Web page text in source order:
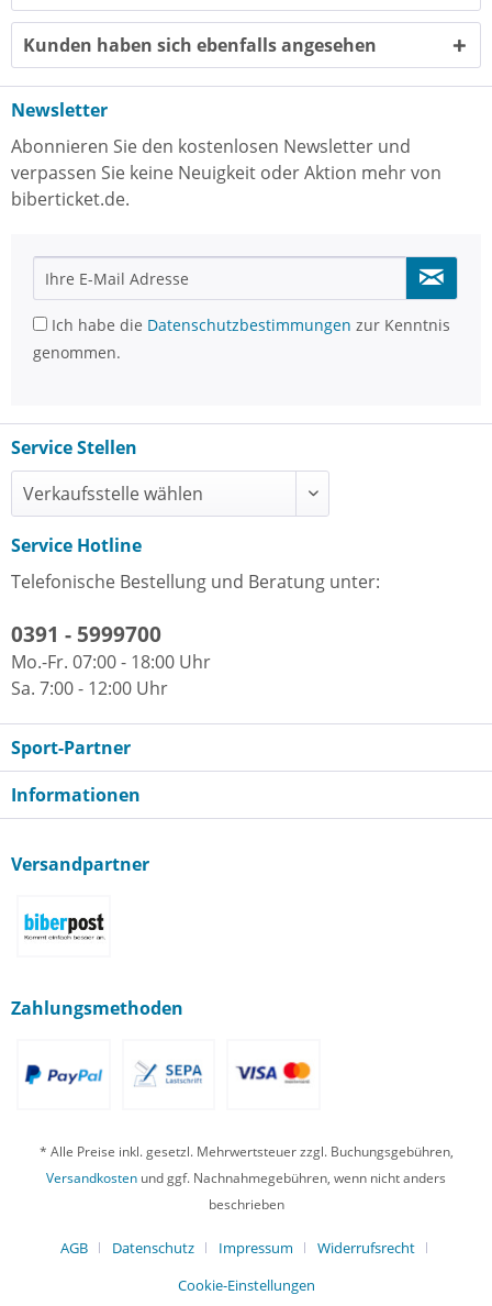
Kunden haben sich ebenfalls angesehen
Newsletter
Abonnieren Sie den kostenlosen Newsletter und
verpassen Sie keine Neuigkeit oder Aktion mehr von
biberticket.de.
Ich habe die Datenschutzbestimmungen zur Kenntnis
genommen.
Service Stellen
Service Hotline
Telefonische Bestellung und Beratung unter:
0391 - 5999700
Mo.-Fr. 07:00 - 18:00 Uhr
Sa. 7:00 - 12:00 Uhr
Sport-Partner
Informationen
Versandpartner
Zahlungsmethoden
* Alle Preise inkl. gesetzl. Mehrwertsteuer zzgl. Buchungsgebühren,
Versandkosten und ggf. Nachnahmegebühren, wenn nicht anders
beschrieben
AGB Datenschutz Impressum
Widerrufsrecht
Cookie-Einstellungen